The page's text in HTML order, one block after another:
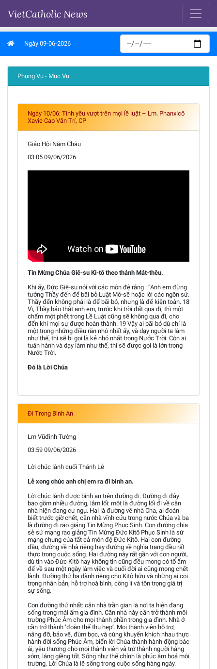
VietCatholic News
Ngày 09-06-2026
Phụng Vụ - Mục Vụ
Ngày 10/06: Tình yêu vượt trên mọi lề luật – Lm. Phanxicô
Xavie Cao Văn Trí, CP
Giáo Hội Năm Châu
03:05 09/06/2026
Tin Mừng Chúa Giê-su Ki-tô theo thánh Mát-thêu.
Khi ấy, Đức Giê-su nói với các môn đệ rằng : “Anh em đừng
tưởng Thầy đến để bãi bỏ Luật Mô-sê hoặc lời các ngôn sứ.
Thầy đến không phải là để bãi bỏ, nhưng là để kiện toàn. 18
Vì, Thầy bảo thật anh em, trước khi trời đất qua đi, thì một
chấm một phết trong Lề Luật cũng sẽ không qua đi, cho
đến khi mọi sự được hoàn thành. 19 Vậy ai bãi bỏ dù chỉ là
một trong những điều răn nhỏ nhất ấy, và dạy người ta làm
như thế, thì sẽ bị gọi là kẻ nhỏ nhất trong Nước Trời. Còn ai
tuân hành và dạy làm như thế, thì sẽ được gọi là lớn trong
Nước Trời.
Đó là Lời Chúa
Đi Trong Bình An
Lm Vũđình Tường
03:59 09/06/2026
Lời chúc lành cuối Thánh Lễ
Lễ xong chúc anh chị em ra đi bình an.
Lời chúc lành được bình an trên đường đi. Đường đi đây
bao gồm nhiều đường, lắm lối: một là đường lối đi về căn
nhà hiện đang cư ngụ. Hai là đường về nhà Cha, ai đoán
biết trước giờ chết, căn nhà vĩnh cửu trong nước Chúa và ba
là đường đi rao giảng Tin Mừng Phục Sinh. Con đường chia
sẻ sứ mạng rao giảng Tin Mừng Đức Kitô Phục Sinh là sứ
mạng chung của tất cả môn đệ Đức Kitô. Hai con đường
đầu, đường về nhà riêng hay đường về nghĩa trang đều rất
thực trong cuộc sống. Hai đường này rất gần với con người,
dù tin vào Đức Kitô hay không tin cũng đều mong có tổ ấm
để về sau một ngày làm việc và cuối đời ai cũng mong chết
lành. Đường thứ ba dành riêng cho Kitô hữu và những ai coi
trọng nhân bản, hỗ trợ hoà bình, công lí và tôn trọng giá trị
sự sống.
Con đường thứ nhất: căn nhà trần gian là nơi ta hiện đang
sống trong mái ấm gia đình. Căn nhà này cần trở thành môi
trường Phúc Âm cho mọi thành phần trong gia đình. Nhà ở
cần trở thành ‘đoàn thể thu hẹp’. Mọi thành viên hỗ trợ,
nâng đỡ, bảo vệ, đùm bọc, và cùng khuyến khích nhau thực
hành đời sống Phúc Âm, biến lời Chúa thành hành động bác
ái, yêu thương cho mọi thành viên và trở thành người hàng
xóm, láng giềng tốt. Sống như thế chính là phúc âm hoá môi
trường, Lời Chúa là lẽ sống trong cuộc sống hàng ngày.